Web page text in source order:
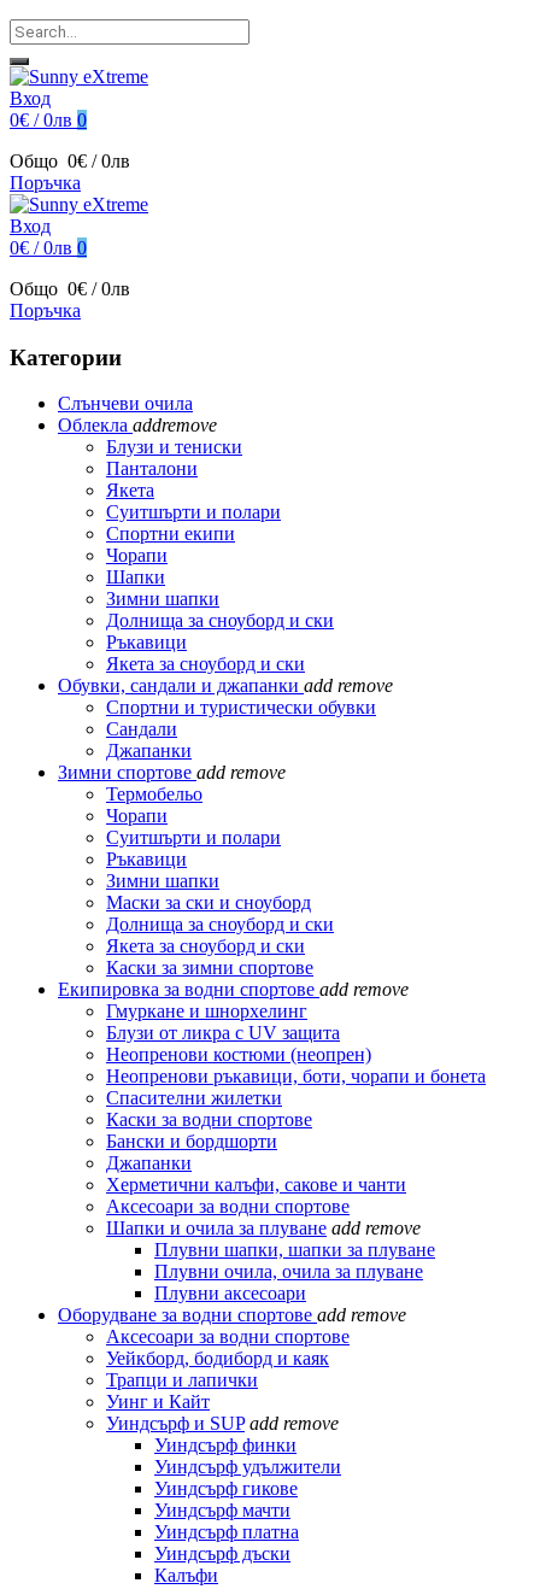
Вход
0€ / 0лв 0
Общо 0€ / 0лв
Поръчка
Вход
0€ / 0лв 0
Общо 0€ / 0лв
Поръчка
Категории
Слънчеви очила
Облекла addremove
Блузи и тениски
Панталони
Якета
Суитшърти и полари
Спортни екипи
Чорапи
Шапки
Зимни шапки
Долнища за сноуборд и ски
Ръкавици
Якета за сноуборд и ски
Обувки, сандали и джапанки add remove
Спортни и туристически обувки
Сандали
Джапанки
Зимни спортове add remove
Термобельо
Чорапи
Суитшърти и полари
Ръкавици
Зимни шапки
Маски за ски и сноуборд
Долнища за сноуборд и ски
Якета за сноуборд и ски
Каски за зимни спортове
Екипировка за водни спортове add remove
Гмуркане и шнорхелинг
Блузи от ликра с UV защита
Неопренови костюми (неопрен)
Неопренови ръкавици, боти, чорапи и бонета
Спасителни жилетки
Каски за водни спортове
Бански и бордшорти
Джапанки
Херметични калъфи, сакове и чанти
Аксесоари за водни спортове
Шапки и очила за плуване add remove
Плувни шапки, шапки за плуване
Плувни очила, очила за плуване
Плувни аксесоари
Оборудване за водни спортове add remove
Аксесоари за водни спортове
Уейкборд, бодиборд и каяк
Трапци и лапички
Уинг и Кайт
Уиндсърф и SUP add remove
Уиндсърф финки
Уиндсърф удължители
Уиндсърф гикове
Уиндсърф мачти
Уиндсърф платна
Уиндсърф дъски
Калъфи